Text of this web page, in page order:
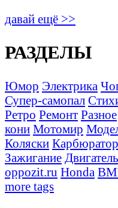
давай ещё >>
РАЗДЕЛЫ
Юмор Электрика
Супер-самопал
Ретро Ремонт Разное
кони Мотомир
Коляски
Зажигание Двигатель
oppozit.ru Honda
more tags